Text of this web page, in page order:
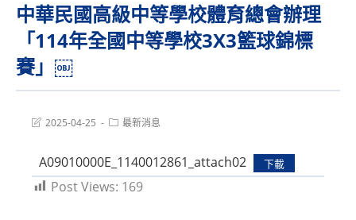
中華民國高級中等學校體育總會辦理
「114年全國中等學校3X3籃球錦標
賽」￼
Post2025-04-25
Post最新消息
A09010000E_1140012861_attach02 下載
Post Views: 169